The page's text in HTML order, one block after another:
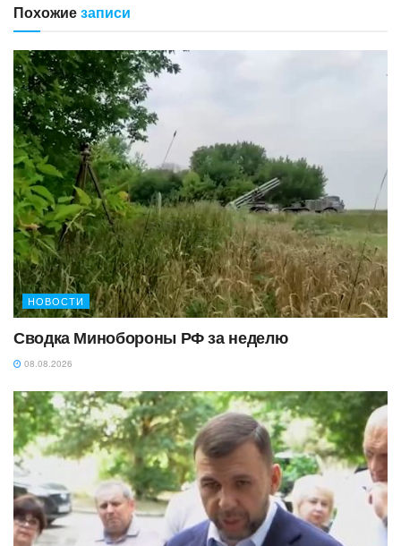
Похожиезаписи
НОВОСТИ
Сводка Минобороны РФ за неделю
08.08.2026